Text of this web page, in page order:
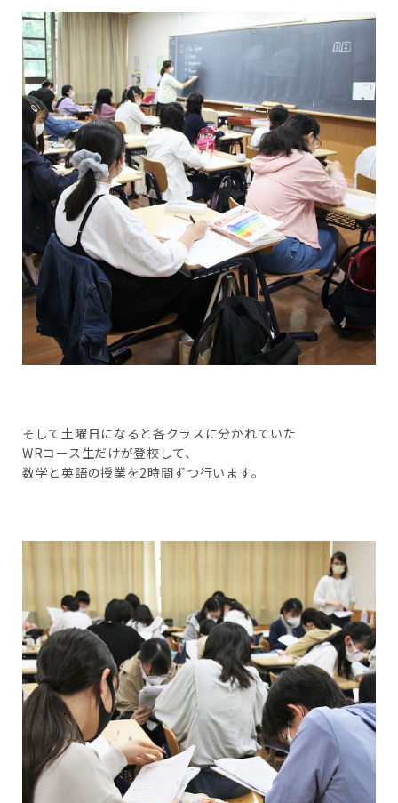
そして土曜日になると各クラスに分かれていた
WRコース生だけが登校して、
数学と英語の授業を2時間ずつ行います。